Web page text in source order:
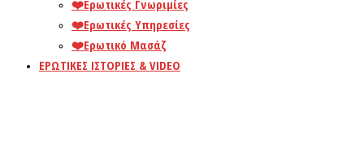
❤️️Ερωτικές Γνωριμίες
❤️️Ερωτικές Υπηρεσίες
❤️️Ερωτικό Μασάζ
ΕΡΩΤΙΚΕΣ ΙΣΤΟΡΙΕΣ & VIDEO